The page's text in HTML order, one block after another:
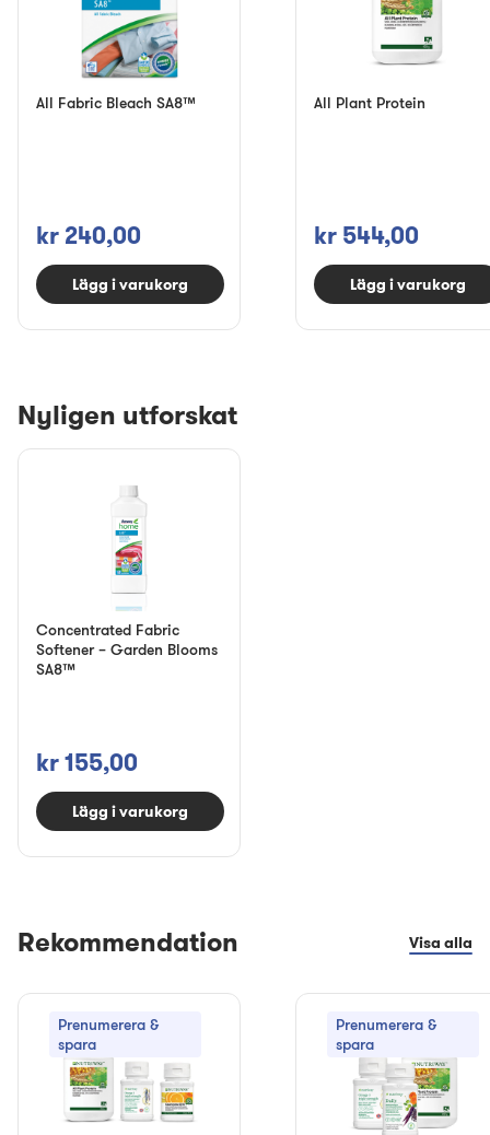
All Fabric Bleach SA8™
kr 240,00
Lägg i varukorg
All Plant Protein
kr 544,00
Lägg i varukorg
Nyligen utforskat
Concentrated Fabric
Softener – Garden Blooms
SA8™
kr 155,00
Lägg i varukorg
Rekommendation Visa alla
Prenumerera &
spara
Prenumerera &
spara